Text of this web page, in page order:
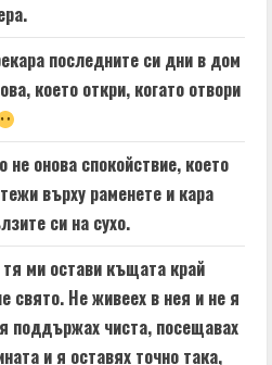
последните си дни в дом
което откри, когато отвори
онова спокойствие, което
върху раменете и кара
си на сухо.
ми остави къщата край
свято. Не живеех в нея и не я
поддържах чиста, посещавах
и я оставях точно така,